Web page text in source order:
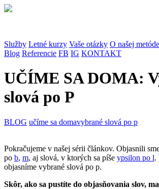
Služby Letné kurzy Vaše otázky O našej metóde
Blog Referencie FB IG KONTAKT
UČÍME SA DOMA:
slová po P
BLOG učíme sa domavybrané slová po p
Pokračujeme v našej sérii článkov. Objasnili
po b, m, aj slová, v ktorých sa píše ypsilon po l.
objasníme vybrané slová po p.
Skôr, ako sa pustíte do objasňovania slov,